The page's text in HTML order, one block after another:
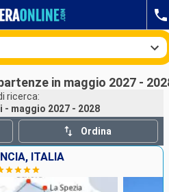
Compagnie
in maggio 2027 -
ricerca:
- maggio 2027 - 2028
Ordina
ITALIA